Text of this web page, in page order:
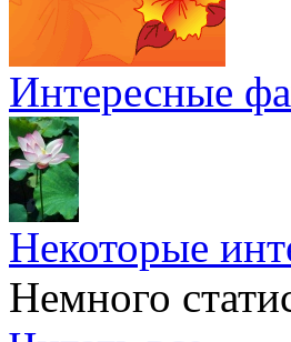
Интересные
Некоторые
Немного